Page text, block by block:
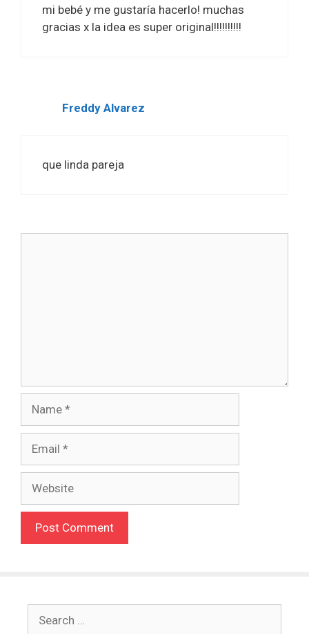
mi bebé y me gustaría hacerlo! muchas
gracias x la idea es super original!!!!!!!!!!
Freddy Alvarez
que linda pareja